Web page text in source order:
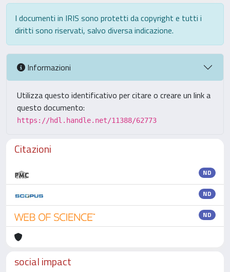
I documenti in IRIS sono protetti da copyright e tutti i
diritti sono riservati, salvo diversa indicazione.
Informazioni
Utilizza questo identificativo per citare o creare un link a
questo documento:
https://hdl.handle.net/11388/62773
Citazioni
ND
ND
ND
social impact